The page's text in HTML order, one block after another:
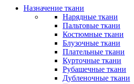
Назначение ткани
Нарядные ткани
Пальтовые ткани
Костюмные ткани
Блузочные ткани
Плательные ткани
Курточные ткани
Рубашечные ткани
Дубленочные ткани